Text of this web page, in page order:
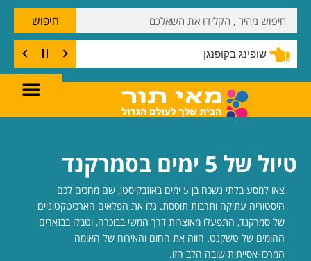
שופינג בקופנגן
חיפוש
טיול של 5 ימים בסמרקנד
צאו למסע בלתי נשכח בן 5 ימים באוזבקיסטן, שם מחכים לכם
היסטוריה עתיקה ותרבות תוססת. גלו את הפלאים הארכיטקטוניים
של סמרקנד, התפעלו מאוצרות דרך המשי בבוכרה, וטבלו בבזארים
ההומים של טשקנט. חווה את החום והאירוח של האומה
המרכז-אסייתית שובה הלב הזו.